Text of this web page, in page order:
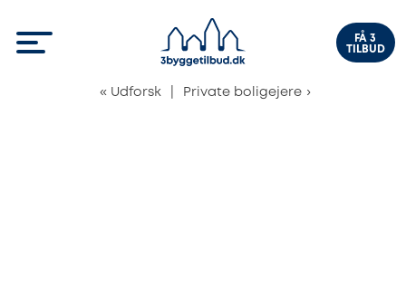
FÅ 3
TILBUD
« Udforsk Private boligejere ›